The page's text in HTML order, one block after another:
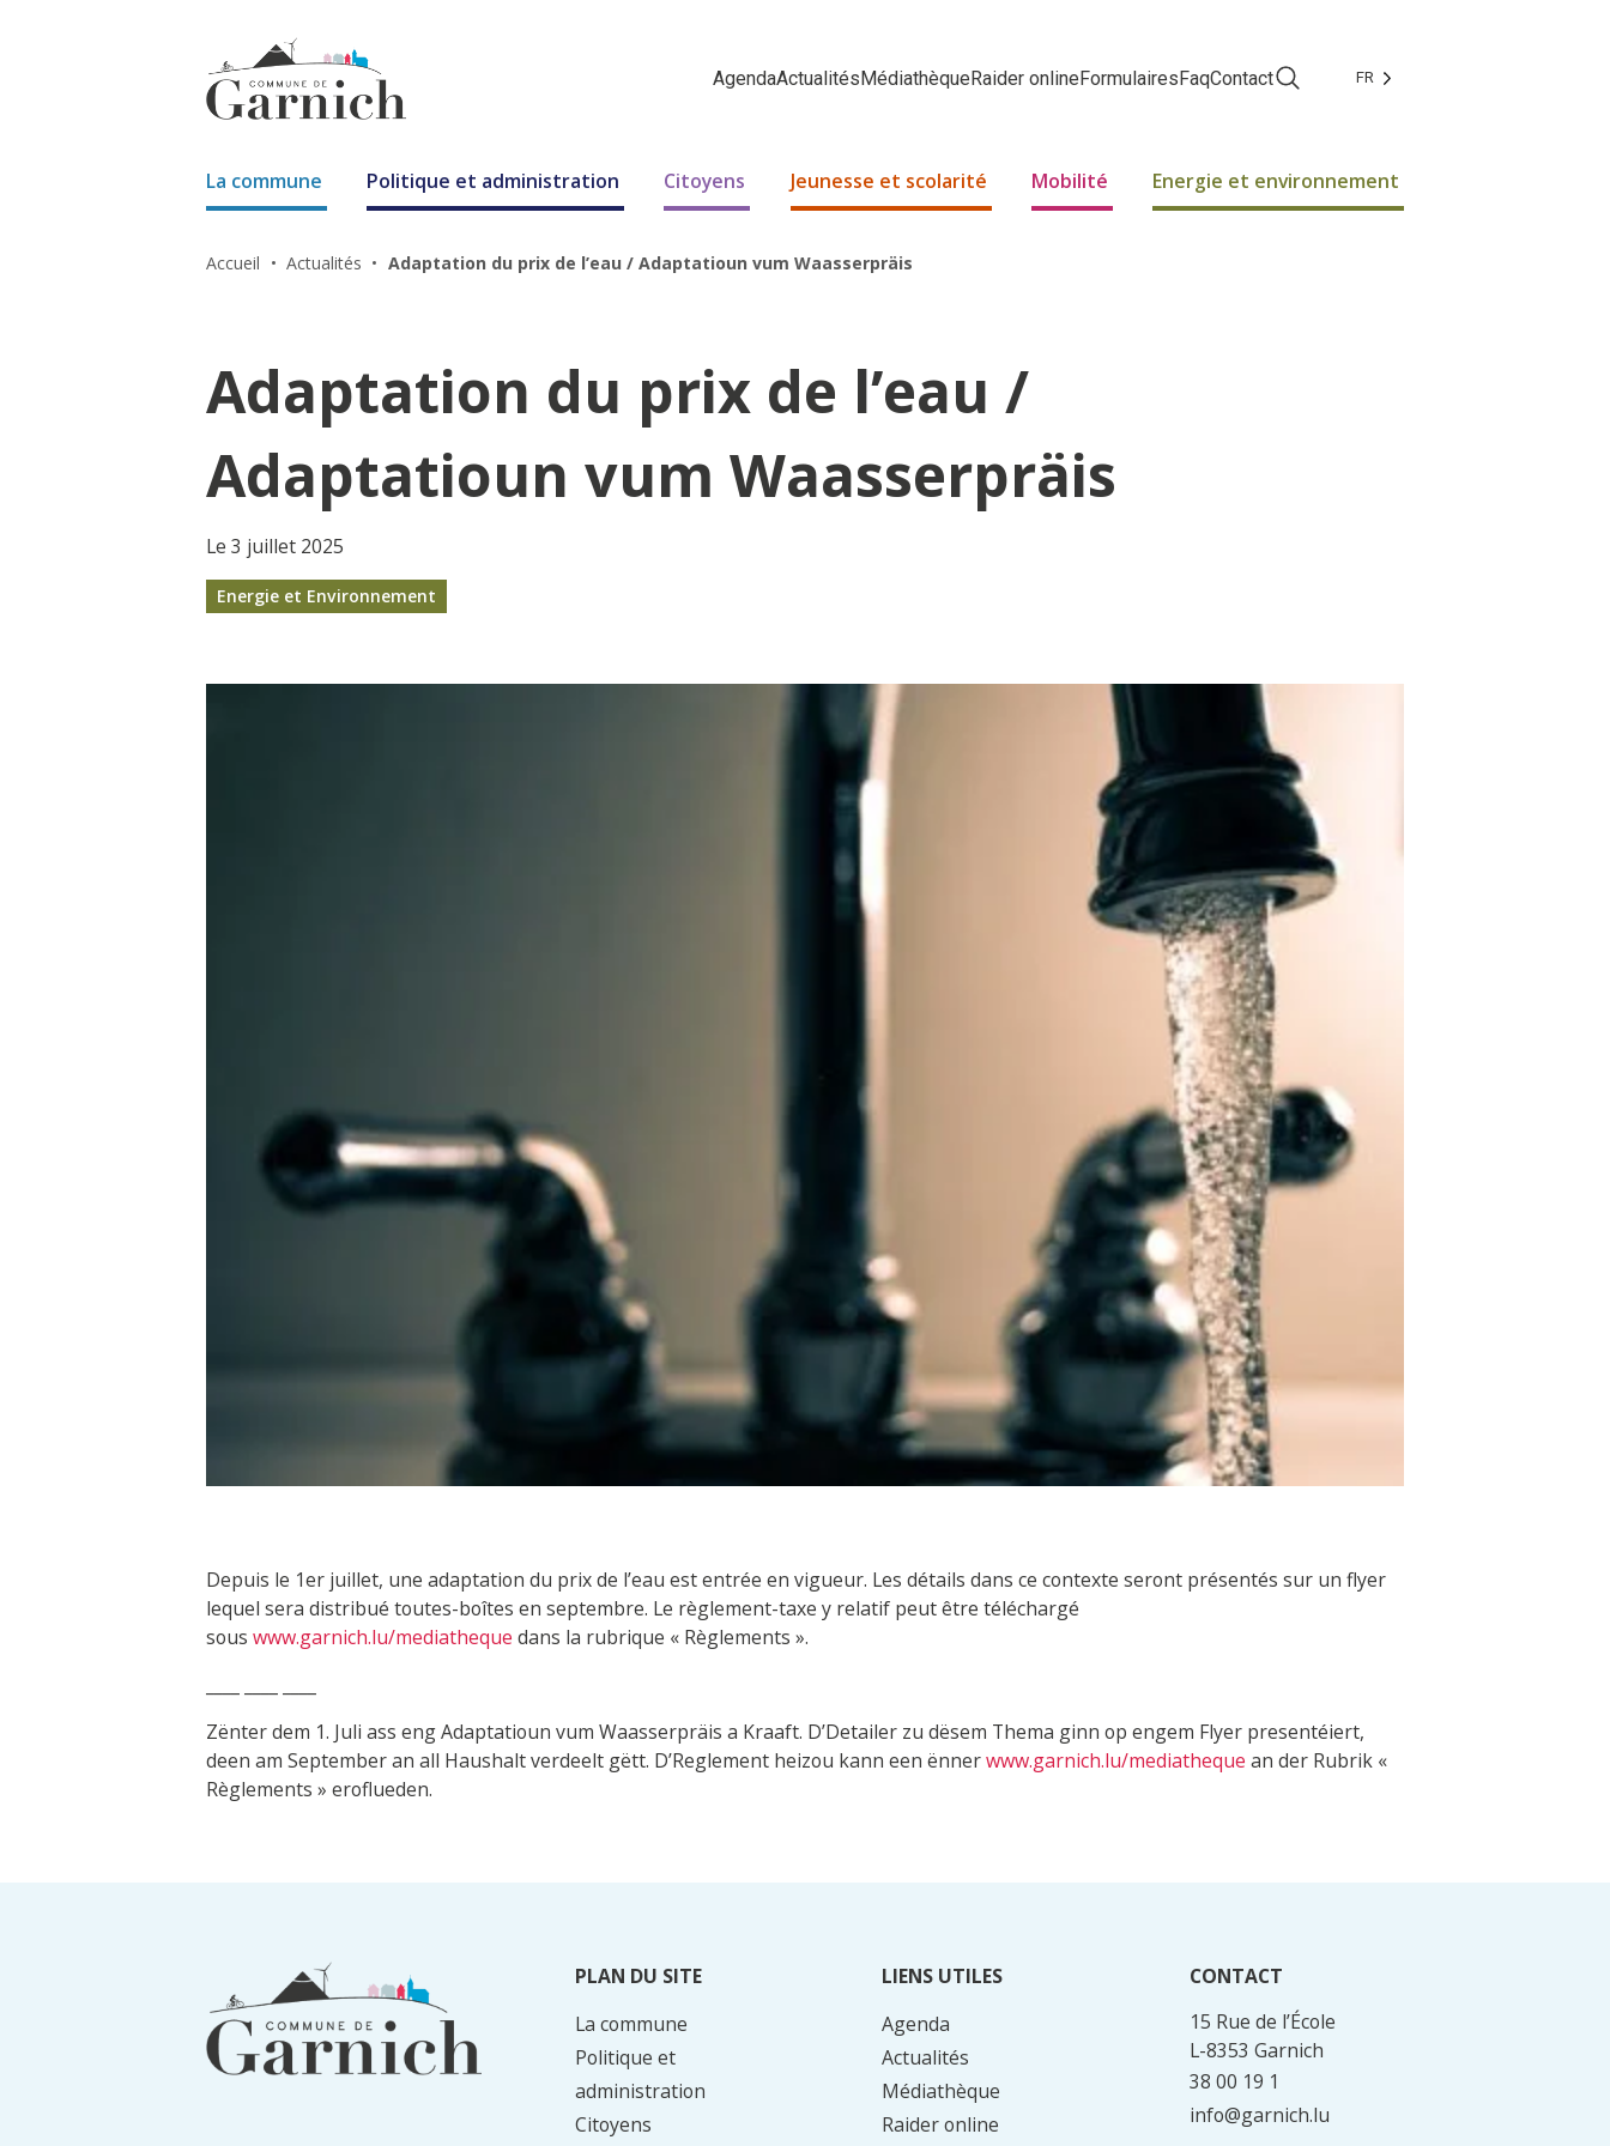
AgendaActualitésMédiathèqueRaider onlineFormulairesFaqContact Facebook
Instagram
FR
La commune Politique et administration Citoyens Jeunesse et scolarité Mobilité Energie et environnement
Accueil Actualités Adaptation du prix de l’eau / Adaptatioun vum Waasserpräis
Adaptation du prix de l’eau /
Adaptatioun vum Waasserpräis
Le 3 juillet 2025
Energie et Environnement
Depuis le 1er juillet, une adaptation du prix de l’eau est entrée en vigueur. Les détails dans ce contexte seront présentés sur un flyer
lequel sera distribué toutes-boîtes en septembre. Le règlement-taxe y relatif peut être téléchargé
souswww.garnich.lu/mediatheque dans la rubrique « Règlements ».
Zënter dem 1. Juli ass eng Adaptatioun vum Waasserpräis a Kraaft. D’Detailer zu dësem Thema ginn op engem Flyer presentéiert,
deen am September an all Haushalt verdeelt gëtt. D’Reglement heizou kann een ënnerwww.garnich.lu/mediatheque an der Rubrik «
Règlements » eroflueden.
PLAN DU SITE
La commune
Politique et
administration
Citoyens
LIENS UTILES
Agenda
Actualités
Médiathèque
Raider online
CONTACT
15 Rue de l’École
L-8353 Garnich
38 00 19 1
info@garnich.lu